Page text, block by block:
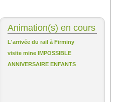
Animation(s) en cours
L'arrivée du rail à Firminy
visite mine IMPOSSIBLE
ANNIVERSAIRE ENFANTS